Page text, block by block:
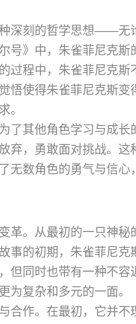
深刻的哲学思想——无
号》中，朱雀菲尼克斯
过程中，朱雀菲尼克斯
悟使得朱雀菲尼克斯变
。
了其他角色学习与成长
弃，勇敢面对挑战。这
无数角色的勇气与信心
革。从最初的一只神秘
事的初期，朱雀菲尼克
同时也带有一种不容
为复杂和多元的一面。
合作。在最初，它并不